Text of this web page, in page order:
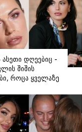
ასეთი დღეებიც -
შიშის
როცა ყველაზე
ონაშვილის